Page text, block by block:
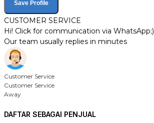
Save Profile
CUSTOMER SERVICE
Hi! Click for communication via WhatsApp;)
Our team usually replies in minutes
Customer Service
Customer Service
Away
DAFTAR SEBAGAI PENJUAL